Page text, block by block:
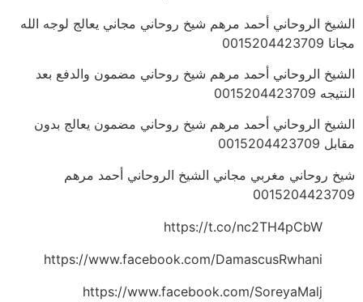
الشيخ الروحاني أحمد مرهم شيخ روحاني مجاني يعالج لوجه الله
مجانا 0015204423709
الشيخ الروحاني أحمد مرهم شيخ روحاني مضمون والدفع بعد
النتيجه 0015204423709
الشيخ الروحاني أحمد مرهم شيخ روحاني مضمون يعالج بدون
مقابل 0015204423709
شيخ روحاني مغربي مجاني الشيخ الروحاني أحمد مرهم
0015204423709
https://t.co/nc2TH4pCbW
https://www.facebook.com/DamascusRwhani
https://www.facebook.com/SoreyaMalj